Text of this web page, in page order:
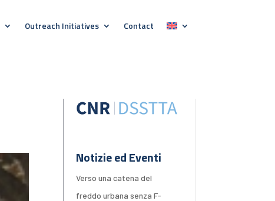
Outreach Initiatives Contact
Notizie ed Eventi
Verso una catena del
freddo urbana senza F-